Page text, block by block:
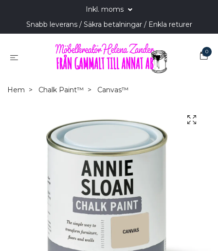
Inkl. moms
Snabb leverans / Säkra betalningar / Enkla returer
0
Hem Chalk Paint™ Canvas™